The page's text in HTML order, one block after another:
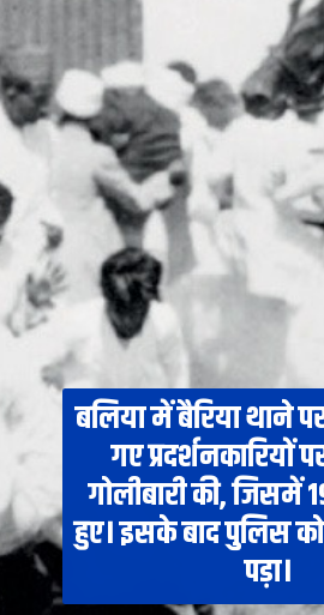
बलिया में बैरिया थाने
गए प्रदर्शनकारियों
गोलीबारी की, जिसमें
हुए। इसके बाद पुलिस
पड़ा।